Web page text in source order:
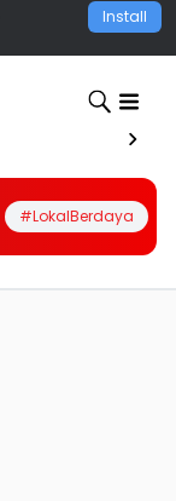
Install
#LokalBerdaya